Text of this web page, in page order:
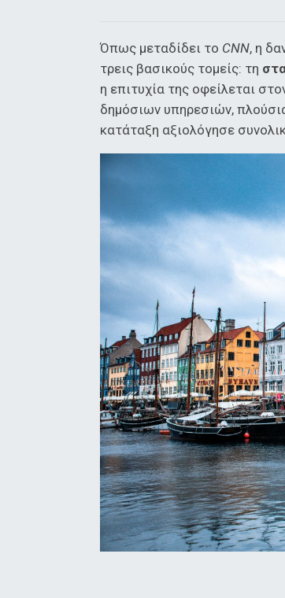
Όπως μεταδίδει το CNN, η
τρεις βασικούς τομείς: τη
η επιτυχία της οφείλεται
δημόσιων υπηρεσιών,
κατάταξη αξιολόγησε